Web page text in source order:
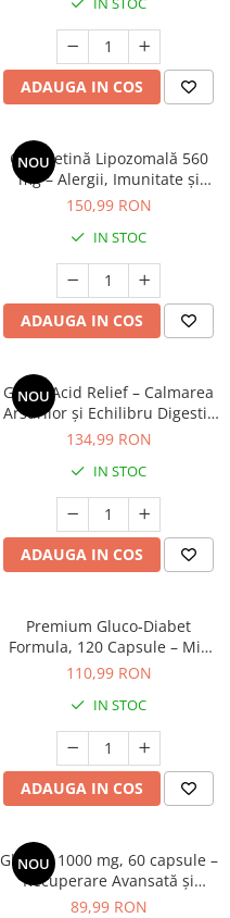
ADAUGA IN COS
NOU
Quercetină Lipozomală 560
mg – Alergii, Imunitate și
Confort Respirator (60
150,99 RON
IN STOC
ADAUGA IN COS
NOU
GastroAcid Relief – Calmarea
Arsurilor și Echilibru Digestiv
(60 capsule)
134,99 RON
IN STOC
ADAUGA IN COS
Premium Gluco-Diabet
Formula, 120 Capsule – Mix
Avansat de 7 Plante pentru
110,99 RON
IN STOC
ADAUGA IN COS
NOU
Glycine 1000 mg, 60 capsule –
Recuperare Avansată și
Susținere Musculară
89,99 RON